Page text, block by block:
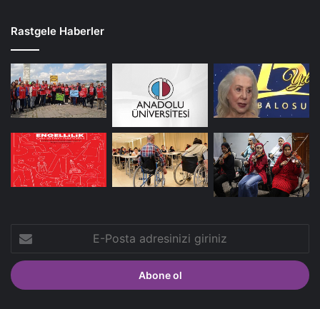
Rastgele Haberler
Posta
adresinizi
giriniz